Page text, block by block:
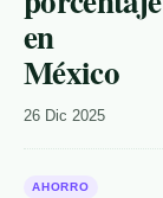
en
México
26 Dic 2025
AHORRO